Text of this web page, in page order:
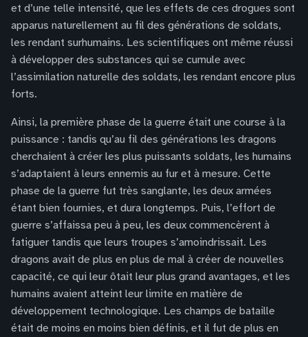
et d’une telle intensité, que les effets de ces drogues sont
apparus naturellement au fil des générations de soldats,
les rendant surhumains. Les scientifiques ont même réussi
à développer des substances qui se cumule avec
l’assimilation naturelle des soldats, les rendant encore plus
forts.
Ainsi, la première phase de la guerre était une course à la
puissance : tandis qu’au fil des générations les dragons
cherchaient à créer les plus puissants soldats, les humains
s’adaptaient à leurs ennemis au fur et à mesure. Cette
phase de la guerre fut très sanglante, les deux armées
étant bien fournies, et dura longtemps. Puis, l’effort de
guerre s’affaissa peu à peu, les deux commencèrent à
fatiguer tandis que leurs troupes s’amoindrissait. Les
dragons avait de plus en plus de mal à créer de nouvelles
capacité, ce qui leur ôtait leur plus grand avantages, et les
humains avaient atteint leur limite en matière de
développement technologique. Les champs de bataille
était de moins en moins bien définis, et il fut de plus en